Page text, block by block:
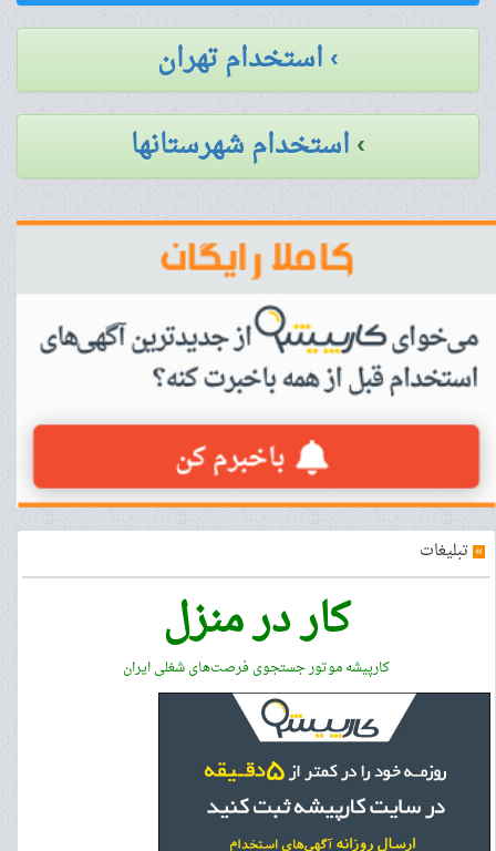
› استخدام تهران
›استخدام شهرستانها
» تبلیغات
کار در منزل
کارپیشه موتور جستجوی فرصت‌های شغلی ایران